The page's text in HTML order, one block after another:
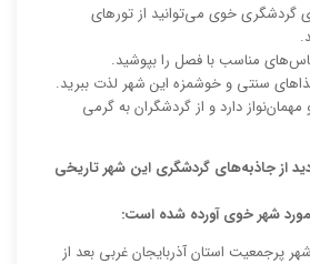
گردشگری خوی می‌توانید از تورهای
مناسب با فصل را بپوشید.
سنتی و خوشمزه این شهر لذت ببرید.
دارد و از گردشگران به گرمی
از جاذبه‌های گردشگری این شهر تاریخی
مورد شهر خوی آورده شده است:
پرجمعیت استان آذربایجان غربی بعد از